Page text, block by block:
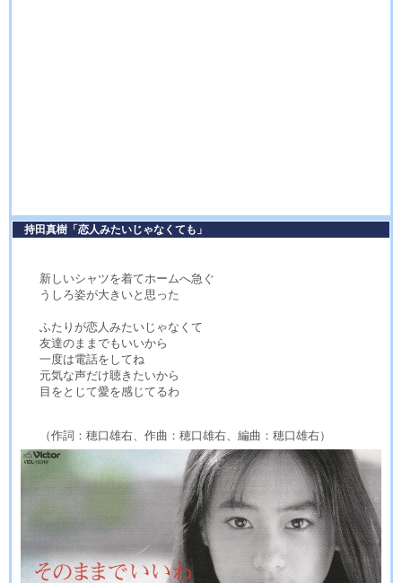
持田真樹「恋人みたいじゃなくても」
新しいシャツを着てホームへ急ぐ
うしろ姿が大きいと思った
ふたりが恋人みたいじゃなくて
友達のままでもいいから
一度は電話をしてね
元気な声だけ聴きたいから
目をとじて愛を感じてるわ
（作詞：穂口雄右、作曲：穂口雄右、編曲：穂口雄右）